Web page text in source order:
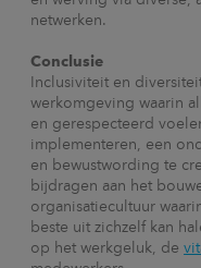
netwerken.
Conclusie
Inclusiviteit en
werkomgeving waarin
en gerespecteerd
implementeren, een
en bewustwording te
bijdragen aan het
organisatiecultuur
beste uit zichzelf kan
op het werkgeluk, de